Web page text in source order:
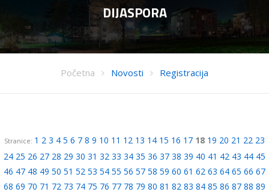
DIJASPORA
Početna Novosti Registracija
Stranice: 1 2 3 4 5 6 7 8 9 10 11 12 13 14 15 16 17 18 19 20 21 22 23
24 25 26 27 28 29 30 31 32 33 34 35 36 37 38 39 40 41 42 43 44 45
46 47 48 49 50 51 52 53 54 55 56 57 58 59 60 61 62 63 64 65 66 67
68 69 70 71 72 73 74 75 76 77 78 79 80 81 82 83 84 85 86 87 88 89